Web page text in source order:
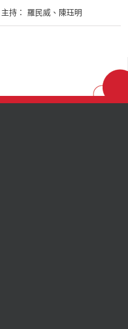
持： 羅民威、陳珏明